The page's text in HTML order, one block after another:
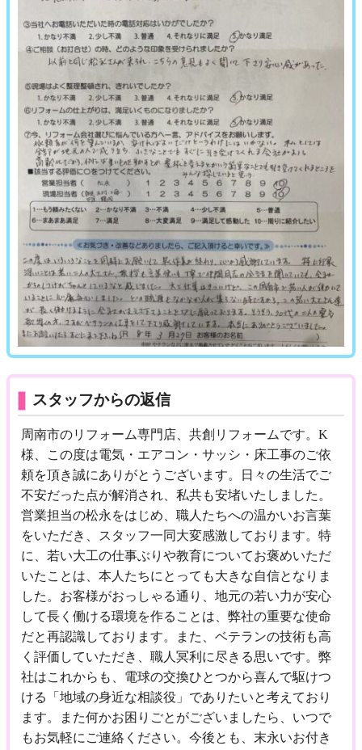
スタッフからの返信
周南市のリフォーム専門店、共創リフォームです。K
様、この度は電気・エアコン・サッシ・床工事のご依
頼を頂き誠にありがとうございます。日々の生活でご
不安だった点が解消され、私共も安堵いたしました。
営業担当の松永をはじめ、職人たちへの温かいお言葉
をいただき、スタッフ一同大変感激しております。特
に、若い大工の仕事ぶりや教育についてお褒めいただ
いたことは、本人たちにとっても大きな自信となりま
した。お客様がおっしゃる通り、地元の若い力が安心
して長く働ける環境を作ることは、弊社の重要な使命
だと再認識しております。また、ベテランの技術も高
く評価していただき、職人冥利に尽きる思いです。弊
社はこれからも、電球の交換ひとつから喜んで駆けつ
ける「地域の身近な相談役」でありたいと考えており
ます。また何かお困りごとがございましたら、いつで
もお気軽にご連絡ください。今後とも、末永いお付き